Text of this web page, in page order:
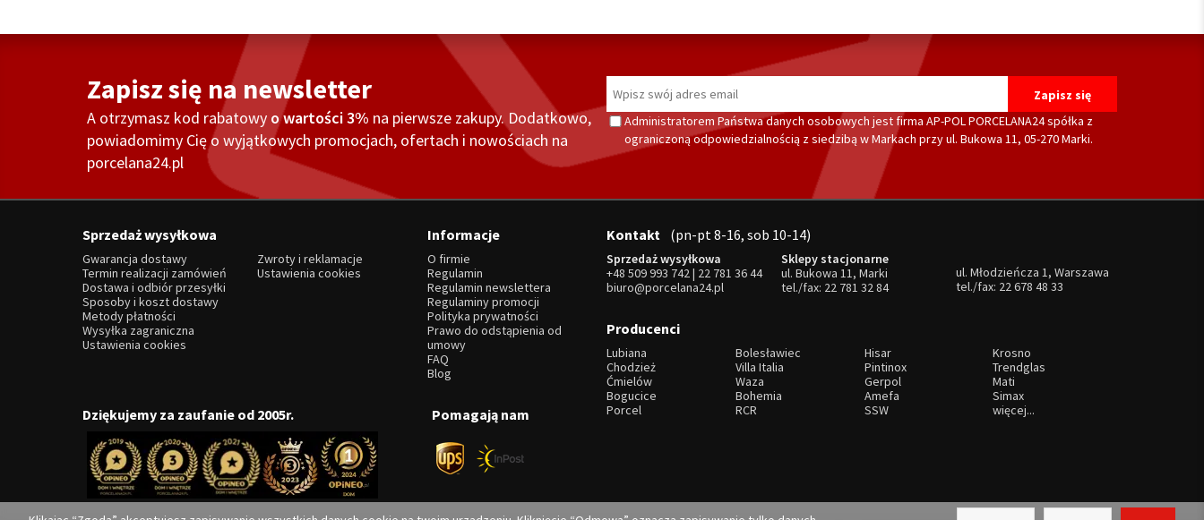
Zapisz się na newsletter
A otrzymasz kod rabatowy o wartości 3% na pierwsze zakupy. Dodatkowo,
powiadomimy Cię o wyjątkowych promocjach, ofertach i nowościach na
porcelana24.pl
Administratorem Państwa danych osobowych jest firma AP-POL PORCELANA24 spółka z
ograniczoną odpowiedzialnością z siedzibą w Markach przy ul. Bukowa 11, 05-270 Marki.
Sprzedaż wysyłkowa
Gwarancja dostawy
Termin realizacji zamówień
Dostawa i odbiór przesyłki
Sposoby i koszt dostawy
Metody płatności
Wysyłka zagraniczna
Ustawienia cookies
Zwroty i reklamacje
Ustawienia cookies
Informacje
O firmie
Regulamin
Regulamin newslettera
Regulaminy promocji
Polityka prywatności
Prawo do odstąpienia od
umowy
FAQ
Blog
Kontakt (pn-pt 8-16, sob 10-14)
Sprzedaż wysyłkowa
+48 509 993 742| 22 781 36 44
biuro@porcelana24.pl
Sklepy stacjonarne
ul. Bukowa 11, Marki
tel./fax: 22 781 32 84
ul. Młodzieńcza 1, Warszawa
tel./fax: 22 678 48 33
Producenci
Lubiana Bolesławiec Hisar
Krosno
Chodzież
Villa Italia Pintinox
Trendglas
Ćmielów
Waza Gerpol
Mati
Bogucice
Bohemia Amefa
Simax
Porcel
RCR SSW więcej...
Dziękujemy za zaufanie od 2005r. Pomagają nam